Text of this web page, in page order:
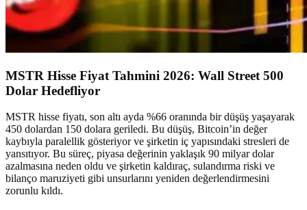
MSTR Hisse Fiyat Tahmini 2026: Wall Street 500
Dolar Hedefliyor
MSTR hisse fiyatı, son altı ayda %66 oranında bir düşüş yaşayarak
450 dolardan 150 dolara geriledi. Bu düşüş, Bitcoin’in değer
kaybıyla paralellik gösteriyor ve şirketin iç yapısındaki stresleri de
yansıtıyor. Bu süreç, piyasa değerinin yaklaşık 90 milyar dolar
azalmasına neden oldu ve şirketin kaldıraç, sulandırma riski ve
bilanço maruziyeti gibi unsurlarını yeniden değerlendirmesini
zorunlu kıldı.